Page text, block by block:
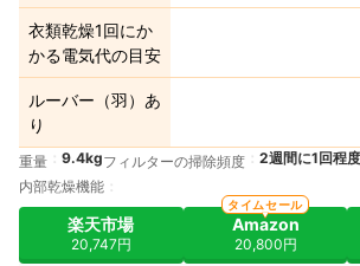
衣類乾燥1回にか
かる電気代の目安
ルーバー（羽）あ
り
重量 9.4kgフィルターの掃除頻度 2週間に1回程度
内部乾燥機能
楽天市場
20,747円
Amazon
20,800円
タイムセール